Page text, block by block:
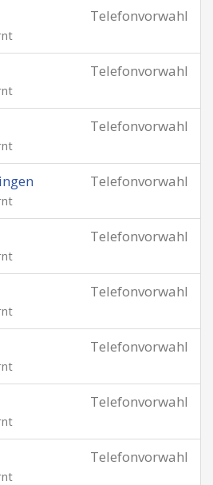
Telefonvorwahl
Telefonvorwahl
Telefonvorwahl
Telefonvorwahl
Telefonvorwahl
Telefonvorwahl
Telefonvorwahl
Telefonvorwahl
Telefonvorwahl